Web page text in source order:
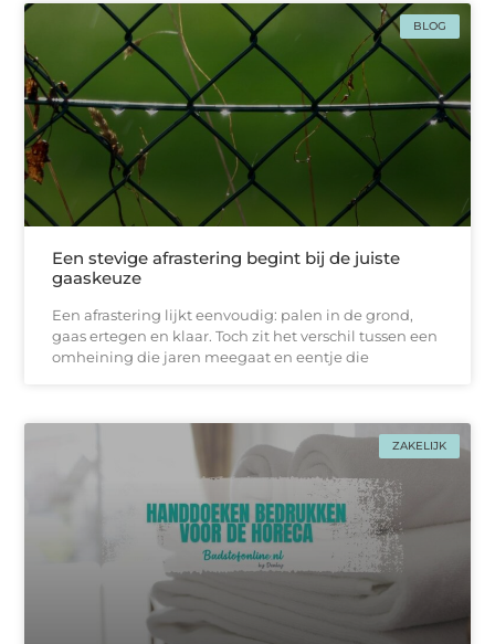
BLOG
Een stevige afrastering begint bij de juiste
gaaskeuze
Een afrastering lijkt eenvoudig: palen in de grond,
gaas ertegen en klaar. Toch zit het verschil tussen een
omheining die jaren meegaat en eentje die
ZAKELIJK